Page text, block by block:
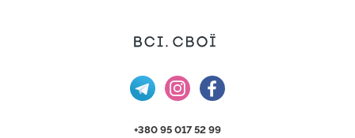
+380 95 017 52 99